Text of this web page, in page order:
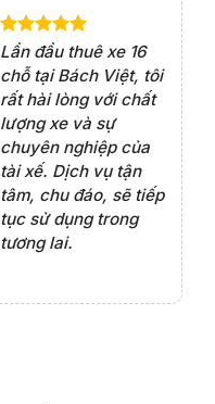
Lần đầu thuê xe 16
chỗ tại Bách Việt, tôi
rất hài lòng với chất
lượng xe và sự
chuyên nghiệp của
tài xế. Dịch vụ tận
tâm, chu đáo, sẽ tiếp
tục sử dụng trong
tương lai.